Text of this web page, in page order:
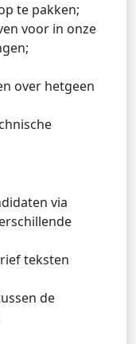
te pakken;
voor in onze
over hetgeen
via
teksten
de